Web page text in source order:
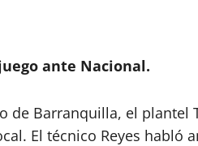
ante Nacional.
de Barranquilla, el plantel
El técnico Reyes habló